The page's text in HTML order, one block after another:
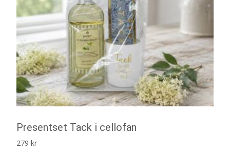
Presentset Tack i cellofan
279 kr